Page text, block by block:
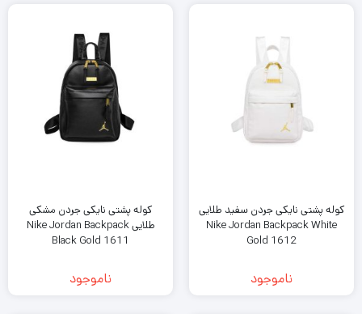
است.
بود.
تومان
است.
کوله پشتی نایکی جردن سفید طلایی
Nike Jordan Backpack White
Gold 1612
ناموجود
کوله پشتی نایکی جردن مشکی
طلایی Nike Jordan Backpack
Black Gold 1611
ناموجود